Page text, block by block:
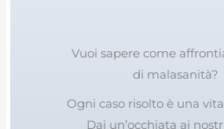
Vuoi sapere come
di malasanità?
Ogni caso risolto è una
Dai un’occhiata ai